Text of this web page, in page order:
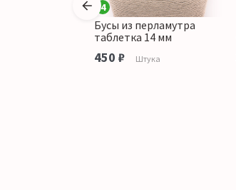
4
Бусы из перламутра
таблетка 14 мм
450 ₽ Штука